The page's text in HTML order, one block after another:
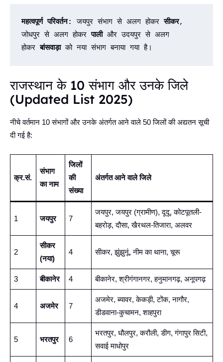
महत्वपूर्ण परिवर्तन: जयपुर संभाग से अलग होकर सीकर,
जोधपुर से अलग होकर पाली और उदयपुर से अलग
होकर बांसवाड़ा को नया संभाग बनाया गया है।
राजस्थान के 10 संभाग और उनके जिले
(Updated List 2025)
नीचे वर्तमान 10 संभागों और उनके अंतर्गत आने वाले 50 जिलों की अद्यतन सूची
दी गई है:
क्र.सं.
संभाग
का नाम
जिलों
की
संख्या
अंतर्गत आने वाले जिले
1 जयपुर 7
जयपुर, जयपुर (ग्रामीण), दूदू, कोटपूतली-
बहरोड़, दौसा, खैरथल-तिजारा, अलवर
2
सीकर
(नया)
4 सीकर, झुंझुनूं, नीम का थाना, चूरू
3 बीकानेर 4 बीकानेर, श्रीगंगानगर, हनुमानगढ़, अनूपगढ़
4 अजमेर 7
अजमेर, ब्यावर, केकड़ी, टोंक, नागौर,
डीडवाना-कुचामन, शाहपुरा
5 भरतपुर 6
भरतपुर, धौलपुर, करौली, डीग, गंगापुर सिटी,
सवाई माधोपुर